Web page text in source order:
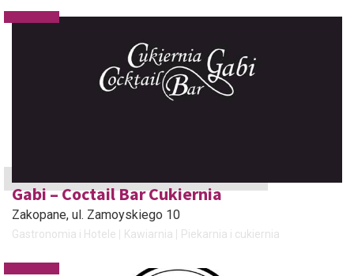
Gabi – Coctail Bar Cukiernia
Zakopane, ul. Zamoyskiego 10
Gastronomia i Hotele Kawiarnia Piekarnia i cukiernia